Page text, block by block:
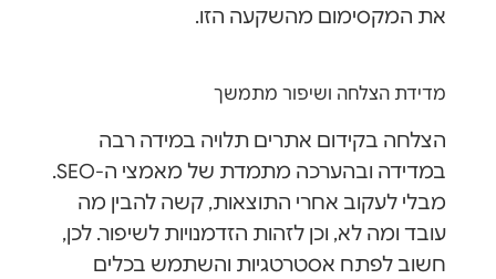
את המקסימום מהשקעה הזו.
מדידת הצלחה ושיפור מתמשך
הצלחה בקידום אתרים תלויה במידה רבה
במדידה ובהערכה מתמדת של מאמצי ה-SEO.
מבלי לעקוב אחרי התוצאות, קשה להבין מה
עובד ומה לא, וכן לזהות הזדמנויות לשיפור. לכן,
חשוב לפתח אסטרטגיות והשתמש בכלים